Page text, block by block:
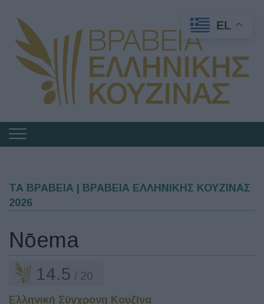
Πλοήγηση
Ελληνικής
Κουζίνας
ΤΑ ΒΡΑΒΕΙΑ | ΒΡΑΒΕΙΑ ΕΛΛΗΝΙΚΗΣ ΚΟΥΖΙΝΑΣ
2026
Nōema
14.5 / 20
Ελληνική Σύγχρονη Κουζίνα
EL